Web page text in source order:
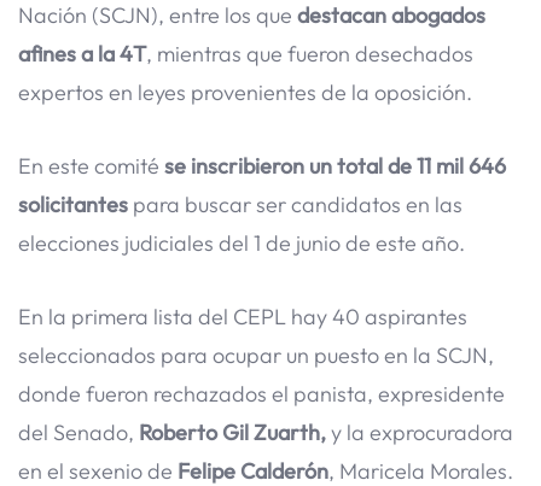
Nación (SCJN), entre los que destacan abogados
afines a la 4T, mientras que fueron desechados
expertos en leyes provenientes de la oposición.
En este comité se inscribieron un total de 11 mil 646
solicitantes para buscar ser candidatos en las
elecciones judiciales del 1 de junio de este año.
En la primera lista del CEPL hay 40 aspirantes
seleccionados para ocupar un puesto en la SCJN,
donde fueron rechazados el panista, expresidente
del Senado, Roberto Gil Zuarth,y la exprocuradora
en el sexenio de Felipe Calderón, Maricela Morales.